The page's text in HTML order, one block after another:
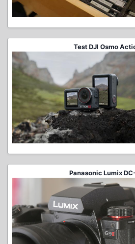
Test DJI Osmo
Panasonic Lumix